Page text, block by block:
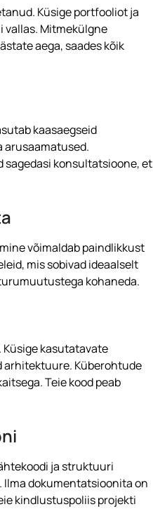
Küsige portfooliot ja
vallas. Mitmekülgne
aega, saades kõik
kaasaegseid
arusaamatused.
sagedasi konsultatsioone, et
võimaldab paindlikkust
mis sobivad ideaalselt
kohaneda.
kasutatavate
arhitektuure. Küberohtude
Teie kood peab
ja struktuuri
Ilma dokumentatsioonita on
kindlustuspoliis projekti